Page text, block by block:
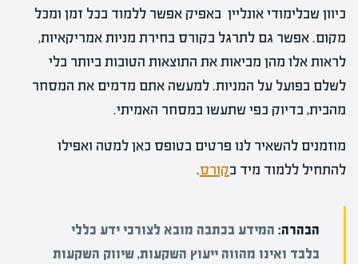
כיוון שבלימודי אונליין באפיק אפשר ללמוד בכל זמן ומכל
מקום. אפשר גם לתרגל בקורס בחירת מניות אמריקאיות,
לראות אלו מהן מביאות את התוצאות הטובות ביותר בלי
לשלם בפועל על המניות. למעשה אתם מדמים את המסחר
מהבית, בדיוק כפי שתעשו במסחר האמיתי.
מוזמנים להשאיר לנו פרטים בטופס כאן למטה ואפילו
להתחיל ללמוד מיד בקורס.
הבהרה: המידע בכתבה מובא לצורכי ידע כללי
בלבד ואינו מהווה ייעוץ השקעות, שיווק השקעות